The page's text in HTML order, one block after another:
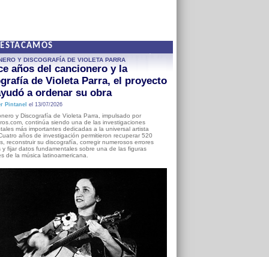
Y DISCOGRAFÍA DE VIOLETA PARRA
años del cancionero y la
de Violeta Parra, el proyecto
a ordenar su obra
Pintanel el 13/07/2026
y Discografía de Violeta Parra, impulsado por
continúa siendo una de las investigaciones
más importantes dedicadas a la universal artista
años de investigación permitieron recuperar 520
reconstruir su discografía, corregir numerosos errores
y fijar datos fundamentales sobre una de las figuras
de la música latinoamericana.